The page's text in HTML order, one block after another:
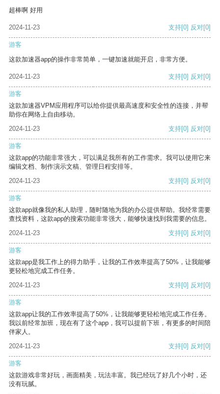
超棒啊 好用
2024-11-23 支持[0] 反对[0]
游客
这款加速器app的操作非常简单，一键加速就能开启，非常方便。
2024-11-23 支持[0] 反对[0]
游客
这款加速器VPM应用程序可以给你提供最高速度和安全性的连接，并帮
助你在网络上自由移动。
2024-11-23
支持[0] 反对[0]
游客
这款app的功能非常强大，可以满足我所有的工作需求。我可以使用它来
编辑文档、制作演示文稿、管理日程安排等。
2024-11-23
支持[0] 反对[0]
游客
这款app就像我的私人助理，随时随地为我的办公提供帮助。我经常需要
查找资料，这款app的搜索功能非常强大，能够快速找到我需要的信息。
2024-11-23
支持[0] 反对[0]
游客
这款app是我工作上的得力助手，让我的工作效率提高了50%，让我能够
更轻松地完成工作任务。
2024-11-23
支持[0] 反对[0]
游客
这款app让我的工作效率提高了50%，让我能够更轻松地完成工作任务。
我以前经常加班，现在有了这个app，我可以提前下班，有更多的时间陪
伴家人。
2024-11-23
支持[0] 反对[0]
游客
这款游戏非常好玩，画面精美，玩法丰富。我已经玩了好几个小时，还
没有玩腻。